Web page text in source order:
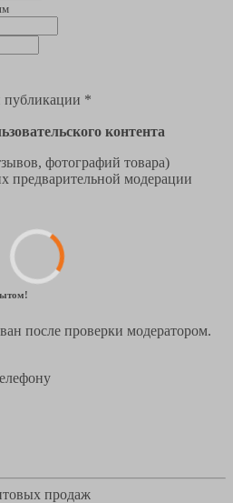
публикации *
контента
фотографий товара)
предварительной модерации
после проверки модератором.
продаж